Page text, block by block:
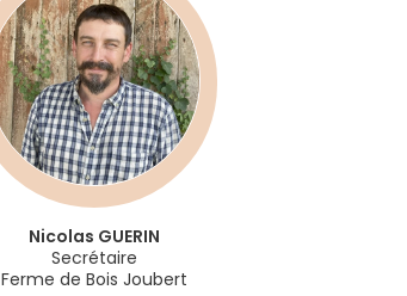
Nicolas GUERIN
Secrétaire
Ferme de Bois Joubert